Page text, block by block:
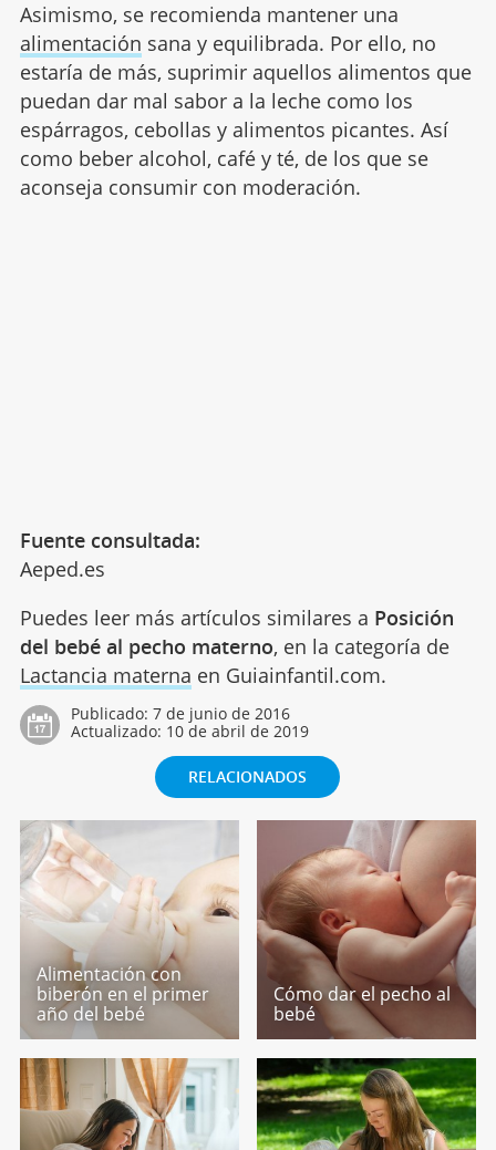
Asimismo, se recomienda mantener una
alimentación sana y equilibrada. Por ello, no
estaría de más, suprimir aquellos alimentos que
puedan dar mal sabor a la leche como los
espárragos, cebollas y alimentos picantes. Así
como beber alcohol, café y té, de los que se
aconseja consumir con moderación.
Fuente consultada:
Aeped.es
Puedes leer más artículos similares a Posición
del bebé al pecho materno, en la categoría de
Lactancia materna en Guiainfantil.com.
Publicado: 7 de junio de 2016
Actualizado: 10 de abril de 2019
RELACIONADOS
Alimentación con
biberón en el primer
año del bebé
Cómo dar el pecho al
bebé